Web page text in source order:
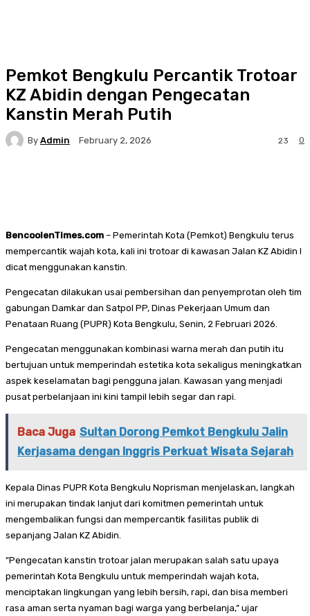
Pemkot Bengkulu Percantik Trotoar
KZ Abidin dengan Pengecatan
Kanstin Merah Putih
By Admin February 2, 2026 0
23
BencoolenTimes.com – Pemerintah Kota (Pemkot) Bengkulu terus
mempercantik wajah kota, kali ini trotoar di kawasan Jalan KZ Abidin I
dicat menggunakan kanstin.
Pengecatan dilakukan usai pembersihan dan penyemprotan oleh tim
gabungan Damkar dan Satpol PP, Dinas Pekerjaan Umum dan
Penataan Ruang (PUPR) Kota Bengkulu, Senin, 2 Februari 2026.
Pengecatan menggunakan kombinasi warna merah dan putih itu
bertujuan untuk memperindah estetika kota sekaligus meningkatkan
aspek keselamatan bagi pengguna jalan. Kawasan yang menjadi
pusat perbelanjaan ini kini tampil lebih segar dan rapi.
Baca Juga Sultan Dorong Pemkot Bengkulu Jalin
Kerjasama dengan Inggris Perkuat Wisata Sejarah
Kepala Dinas PUPR Kota Bengkulu Noprisman menjelaskan, langkah
ini merupakan tindak lanjut dari komitmen pemerintah untuk
mengembalikan fungsi dan mempercantik fasilitas publik di
sepanjang Jalan KZ Abidin.
”Pengecatan kanstin trotoar jalan merupakan salah satu upaya
pemerintah Kota Bengkulu untuk memperindah wajah kota,
menciptakan lingkungan yang lebih bersih, rapi, dan bisa memberi
rasa aman serta nyaman bagi warga yang berbelanja,” ujar